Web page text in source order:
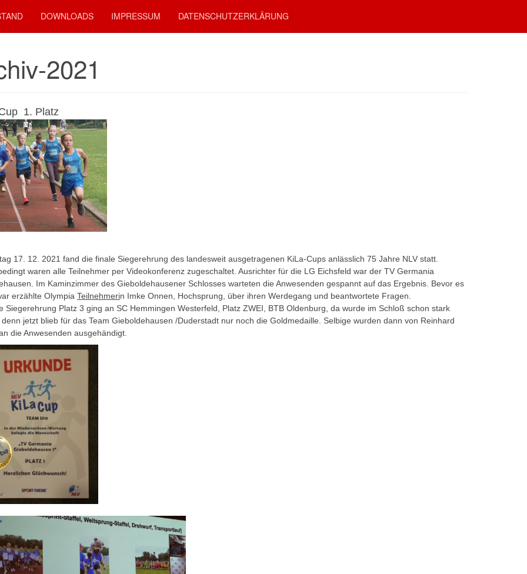
DOWNLOADS IMPRESSUM DATENSCHUTZERKLÄRUNG
2021
Cup 1. Platz
17. 12. 2021 fand die finale Siegerehrung des landesweit ausgetragenen KiLa-Cups anlässlich 75 Jahre NLV statt.
waren alle Teilnehmer per Videokonferenz zugeschaltet. Ausrichter für die LG Eichsfeld war der TV Germania
Im Kaminzimmer des Gieboldehausener Schlosses warteten die Anwesenden gespannt auf das Ergebnis. Bevor es
erzählte Olympia Teilnehmerin Imke Onnen, Hochsprung, über ihren Werdegang und beantwortete Fragen.
Siegerehrung Platz 3 ging an SC Hemmingen Westerfeld, Platz ZWEI, BTB Oldenburg, da wurde im Schloß schon stark
jetzt blieb für das Team Gieboldehausen /Duderstadt nur noch die Goldmedaille. Selbige wurden dann von Reinhard
die Anwesenden ausgehändigt.